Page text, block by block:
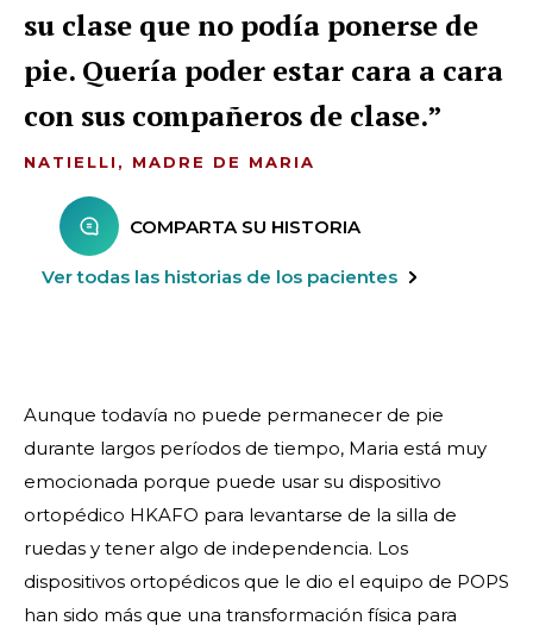
su clase que no podía ponerse de
pie. Quería poder estar cara a cara
con sus compañeros de clase.
NATIELLI, MADRE DE MARIA
COMPARTA SU HISTORIA
Ver todas las historias de los pacientes
Aunque todavía no puede permanecer de pie
durante largos períodos de tiempo, Maria está muy
emocionada porque puede usar su dispositivo
ortopédico HKAFO para levantarse de la silla de
ruedas y tener algo de independencia. Los
dispositivos ortopédicos que le dio el equipo de POPS
han sido más que una transformación física para